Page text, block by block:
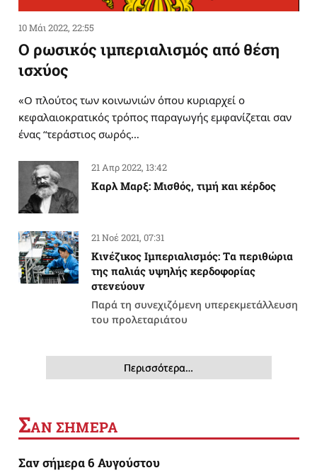
10 Μάι 2022, 22:55
Ο ρωσικός ιμπεριαλισμός από θέση
ισχύος
«Ο πλούτος των κοινωνιών όπου κυριαρχεί ο
κεφαλαιοκρατικός τρόπος παραγωγής εμφανίζεται σαν
ένας “τεράστιος σωρός…
21 Απρ 2022, 13:42
Καρλ Μαρξ: Μισθός, τιμή και κέρδος
21 Νοέ 2021, 07:31
Κινέζικος Ιμπεριαλισμός: Tα περιθώρια
της παλιάς υψηλής κερδοφορίας
στενεύουν
Παρά τη συνεχιζόμενη υπερεκμετάλλευση
του προλεταριάτου
Περισσότερα…
ΣΑΝ ΣΗΜΕΡΑ
Σαν σήμερα 6 Αυγούστου